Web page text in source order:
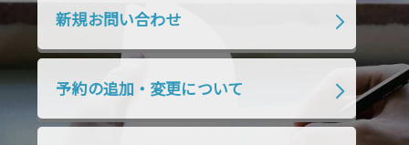
2019年10月 2019年9月
2019年4月
新規お問い合わせ
予約の追加・変更について